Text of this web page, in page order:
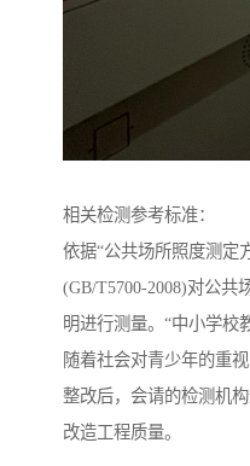
相关检测参考标准：
依据“公共场所照度测定
(GB/T5700-2008)对公共
明进行测量。“中小学校
随着社会对青少年的重
整改后，会请的检测机
改造工程质量。